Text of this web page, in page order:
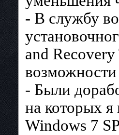
- В службу
and
- Были
на которых
Windows 7